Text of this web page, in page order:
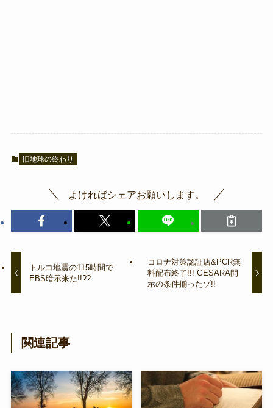
旧地球の終わり
よければシェアお願いします。
トルコ地震の115時間で
EBS暗示来た!!??
コロナ対策認証店&PCR無
料配布終了!!! GESARA開
示の条件揃ったゾ!!
関連記事